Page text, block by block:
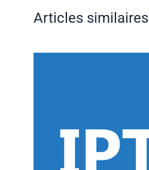
Articles similaires